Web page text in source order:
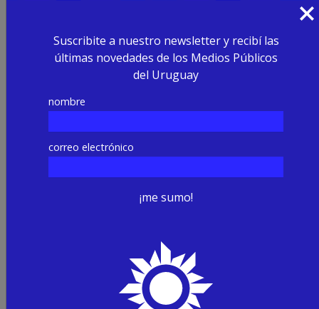
Suscribite a nuestro newsletter y recibí las
últimas novedades de los Medios Públicos
del Uruguay
nombre
correo electrónico